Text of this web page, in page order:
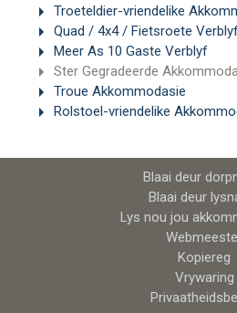
Troeteldier-vriendelike
Quad / 4x4 / Fietsroete
Meer As 10 Gaste Verblyf
Ster Gegradeerde
Troue Akkommodasie
Rolstoel-vriendelike
Blaai deur
Blaai deur
Lys nou jou
Kopiereg
Vrywaring